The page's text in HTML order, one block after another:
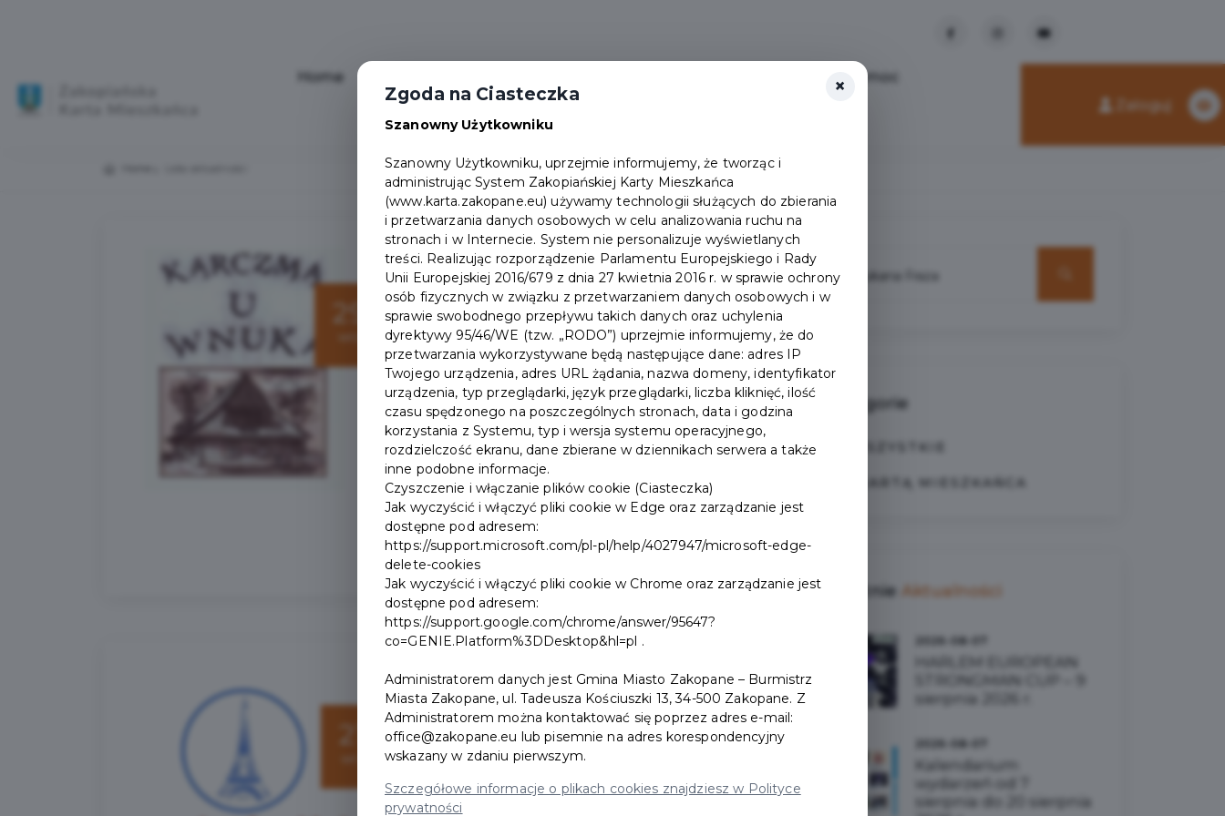
Home Pomoc
Punkty obsługi
Zaloguj
29
Restauracja "U Wnuka"
Partnerem Zakopiańskiej
Karty Mieszkańca!
Witojcie U Wnuka . Jesteśmy najstarszą
restauracją w Zakopanem. Nasze dania
serwowane są od ponad wieku i opierają
się na tradycyjnej kuchni góralskiej.
Zapraszamy!...
21
Naleśniki Francuskie
Partnerem Zakopianskiej
Karty Mieszkańca!
Już od prawie 10 lat w centrum
Kategorie
WSZYSTKIE
Z KARTĄ MIESZKAŃCA
Ostatnie Aktualności
STRONGMAN CUP – 9
sierpnia 2026 r.
Kalendarium
wydarzeń od 7
sierpnia do 20 sierpnia
×
Zgoda na Ciasteczka
Szanowny Użytkowniku
Szanowny Użytkowniku, uprzejmie informujemy, że tworząc i
administrując System Zakopiańskiej Karty Mieszkańca
(www.karta.zakopane.eu) używamy technologii służących do zbierania
i przetwarzania danych osobowych w celu analizowania ruchu na
stronach i w Internecie. System nie personalizuje wyświetlanych
treści. Realizując rozporządzenie Parlamentu Europejskiego i Rady
Unii Europejskiej 2016/679 z dnia 27 kwietnia 2016 r. w sprawie ochrony
osób fizycznych w związku z przetwarzaniem danych osobowych i w
sprawie swobodnego przepływu takich danych oraz uchylenia
dyrektywy 95/46/WE (tzw. „RODO”) uprzejmie informujemy, że do
przetwarzania wykorzystywane będą następujące dane: adres IP
Twojego urządzenia, adres URL żądania, nazwa domeny, identyfikator
urządzenia, typ przeglądarki, język przeglądarki, liczba kliknięć, ilość
czasu spędzonego na poszczególnych stronach, data i godzina
korzystania z Systemu, typ i wersja systemu operacyjnego,
rozdzielczość ekranu, dane zbierane w dziennikach serwera a także
inne podobne informacje.
Czyszczenie i włączanie plików cookie (Ciasteczka)
Jak wyczyścić i włączyć pliki cookie w Edge oraz zarządzanie jest
dostępne pod adresem:
https://support.microsoft.com/pl-pl/help/4027947/microsoft-edge-
delete-cookies
Jak wyczyścić i włączyć pliki cookie w Chrome oraz zarządzanie jest
dostępne pod adresem:
https://support.google.com/chrome/answer/95647?
co=GENIE.Platform%3DDesktop&hl=pl .
Administratorem danych jest Gmina Miasto Zakopane – Burmistrz
Miasta Zakopane, ul. Tadeusza Kościuszki 13, 34-500 Zakopane. Z
Administratorem można kontaktować się poprzez adres e-mail:
office@zakopane.eu lub pisemnie na adres korespondencyjny
wskazany w zdaniu pierwszym.
Szczegółowe informacje o plikach cookies znajdziesz w Polityce
prywatności